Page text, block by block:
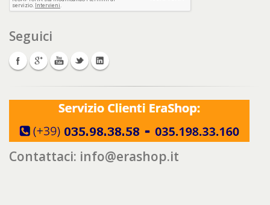
Seguici
Contattaci: info@erashop.it